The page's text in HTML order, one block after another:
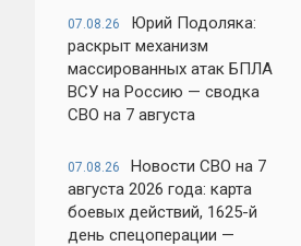
07.08.26
Юрий Подоляка:
раскрыт механизм
массированных атак БПЛА
ВСУ на Россию — сводка
СВО на 7 августа
07.08.26
Новости СВО на 7
августа 2026 года: карта
боевых действий, 1625-й
день спецоперации —